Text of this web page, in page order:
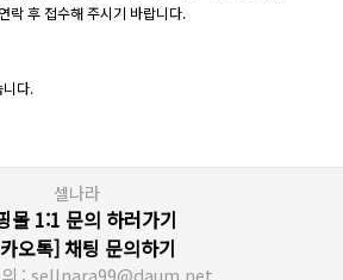
락 후 접수해 주시기 바랍니다.
니다.
셀나라
몰 1:1 문의 하러가기
오톡] 채팅 문의하기
의 : sellnara99@daum.net